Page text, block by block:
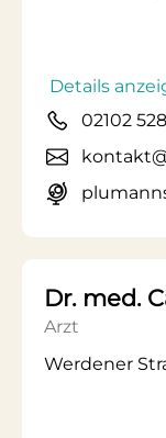
Details
02102
Dr. med.
Arzt
Werdener